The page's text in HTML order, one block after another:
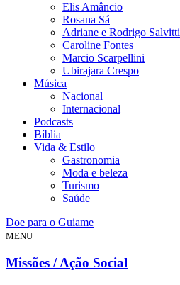
Elis Amâncio
Rosana Sá
Adriane e Rodrigo Salvitti
Caroline Fontes
Marcio Scarpellini
Ubirajara Crespo
Música
Nacional
Internacional
Podcasts
Bíblia
Vida & Estilo
Gastronomia
Moda e beleza
Turismo
Saúde
Doe para o Guiame
MENU
Missões / Ação Social